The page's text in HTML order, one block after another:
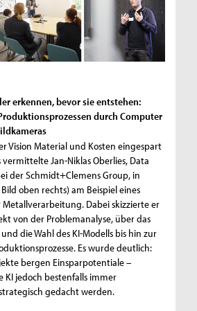
erkennen, bevor sie entstehen:
durch Computer
Vision Material und Kosten eingespart
Jan-Niklas Oberlies, Data
der Schmidt+Clemens Group, in
oben rechts) am Beispiel eines
Metallverarbeitung. Dabei skizzierte er
von der Problemanalyse, über das
die Wahl des KI-Modells bis hin zur
Es wurde deutlich:
bergen Einsparpotentiale –
KI jedoch bestenfalls immer
gedacht werden.